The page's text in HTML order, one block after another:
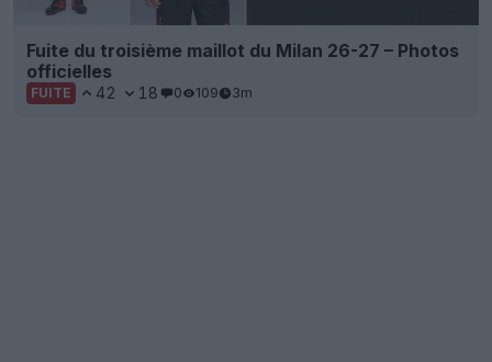
Fuite du troisième maillot du Milan 26-27 – Photos
officielles
FUITE 42 18 0 109 3m